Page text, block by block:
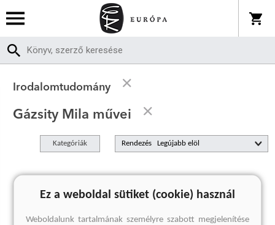
Irodalomtudomány
Gázsity Mila művei
Kategóriák Rendezés
A keresett kifejezésre nincs találat
Ez a weboldal sütiket (cookie) használ
Weboldalunk tartalmának személyre szabott megjelenítése